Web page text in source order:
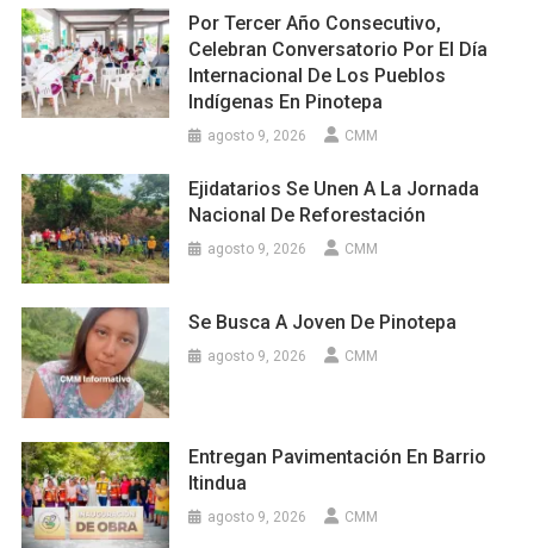
Por Tercer Año Consecutivo,
Celebran Conversatorio Por El Día
Internacional De Los Pueblos
Indígenas En Pinotepa
agosto 9, 2026 CMM
Ejidatarios Se Unen A La Jornada
Nacional De Reforestación
agosto 9, 2026 CMM
Se Busca A Joven De Pinotepa
agosto 9, 2026 CMM
Entregan Pavimentación En Barrio
Itindua
agosto 9, 2026 CMM